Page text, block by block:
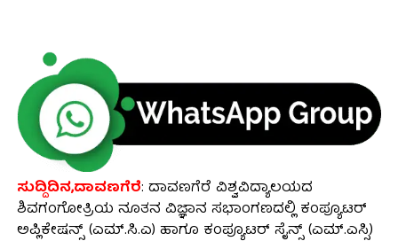
ಸುದ್ದಿದಿನ,ದಾವಣಗೆರೆ: ದಾವಣಗೆರೆ ವಿಶ್ವವಿದ್ಯಾಲಯದ
ಶಿವಗಂಗೋತ್ರಿಯ ನೂತನ ವಿಜ್ಞಾನ ಸಭಾಂಗಣದಲ್ಲಿ ಕಂಪ್ಯೂಟರ್
ಅಪ್ಲಿಕೇಷನ್ಸ್ (ಎಮ್.ಸಿ.ಎ) ಹಾಗೂ ಕಂಪ್ಯೂಟರ್ ಸೈನ್ಸ್ (ಎಮ್.ಎಸ್ಸಿ)